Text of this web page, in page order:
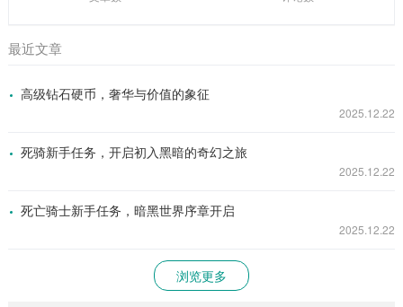
最近文章
高级钻石硬币，奢华与价值的象征
2025.12.22
死骑新手任务，开启初入黑暗的奇幻之旅
2025.12.22
死亡骑士新手任务，暗黑世界序章开启
2025.12.22
浏览更多